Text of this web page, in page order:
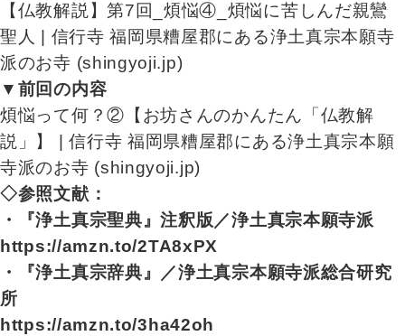
【仏教解説】第7回_煩悩④_煩悩に苦しんだ親鸞
聖人 | 信行寺 福岡県糟屋郡にある浄土真宗本願寺
派のお寺 (shingyoji.jp)
▼前回の内容
煩悩って何？②【お坊さんのかんたん「仏教解
説」】 | 信行寺 福岡県糟屋郡にある浄土真宗本願
寺派のお寺 (shingyoji.jp)
◇参照文献：
・『浄土真宗聖典』注釈版／浄土真宗本願寺派
https://amzn.to/2TA8xPX
・『浄土真宗辞典』／浄土真宗本願寺派総合研究
所
https://amzn.to/3ha42oh